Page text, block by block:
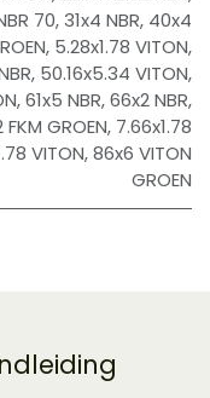
70,31x4 NBR, 40x4
, 5.28x1.78 VITON,
, 50.16x5.34 VITON,
,61x5 NBR,66x2 NBR,
FKM GROEN, 7.66x1.78
VITON,86x6 VITON
GROEN